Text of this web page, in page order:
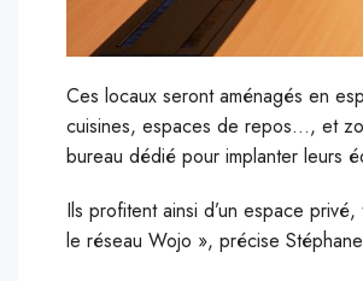
Ces locaux seront aménagés en
cuisines, espaces de repos…, et
bureau dédié pour implanter leurs
Ils profitent ainsi d’un espace
le réseau Wojo », précise